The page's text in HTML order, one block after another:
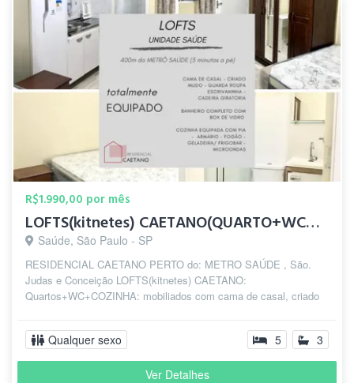
R$1.990,00 por mês
LOFTS(kitnetes) CAETANO(QUARTO+WC+COZINHA) PERTO do: METRO
Saúde, São Paulo - SP
RESIDENCIAL CAETANO PERTO do: METRO SAÚDE , São.
Judas e Conceição LOFTS(kitnetes) CAETANO:
Quartos+WC+COZINHA: mobiliados com cama de casal, criado
Qualquer sexo 5 3
Ver Detalhes